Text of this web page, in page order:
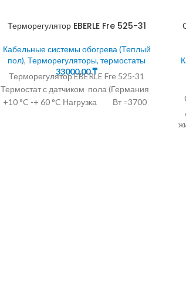
Терморегулятор EBERLE Fre 525-31
Кабельные системы обогрева (Теплый
пол), Терморегуляторы, термостаты
33000,00₸
Терморегулятор EBERLE Fre 525-31
Термостат с датчиком пола (Германия
+10 °C -+ 60 °C Нагрузка Вт =3700